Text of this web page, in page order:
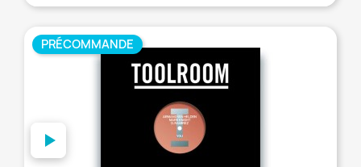
PRÉCOMMANDE